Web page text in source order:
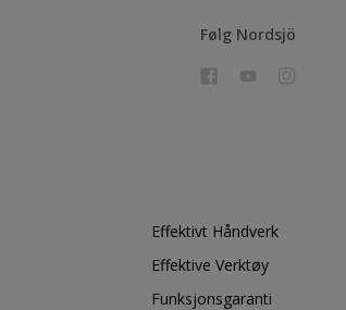
Følg Nordsjö
Effektivt Håndverk
Effektive Verktøy
Funksjonsgaranti